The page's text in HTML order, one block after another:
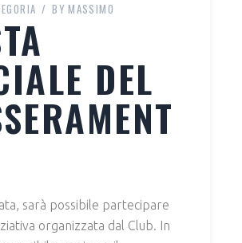
BY MASSIMO
DEL
sarà possibile partecipare
organizzata dal Club. In